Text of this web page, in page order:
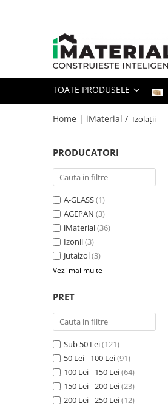
Toate Produsele
Fundație
Structură
Proiecte case
TOATE PRODUSELE
Home | iMaterial / Izolații
PRODUCATORI
A-GLASS(1)
AGEPAN (3)
iMaterial(36)
Izonil(3)
Jutaizol(3)
Vezi mai multe
PRET
Sub 50 Lei(121)
50 Lei - 100 Lei(91)
100 Lei - 150 Lei(64)
150 Lei - 200 Lei(23)
200 Lei - 250 Lei(12)